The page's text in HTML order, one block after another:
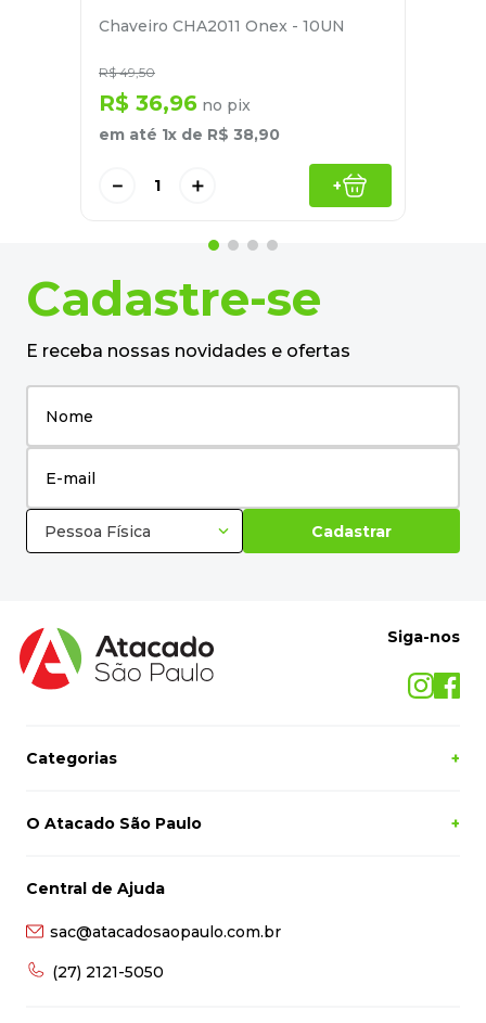
Chaveiro CHA2011 Onex - 10UN
R$ 49,50
R$ 36,96 no pix
em até 1x de R$ 38,90
＋
－ +
Cadastre-se
E receba nossas novidades e ofertas
Pessoa Física Cadastrar
Siga-nos
Categorias +
O Atacado São Paulo +
Central de Ajuda
sac@atacadosaopaulo.com.br
(27) 2121-5050